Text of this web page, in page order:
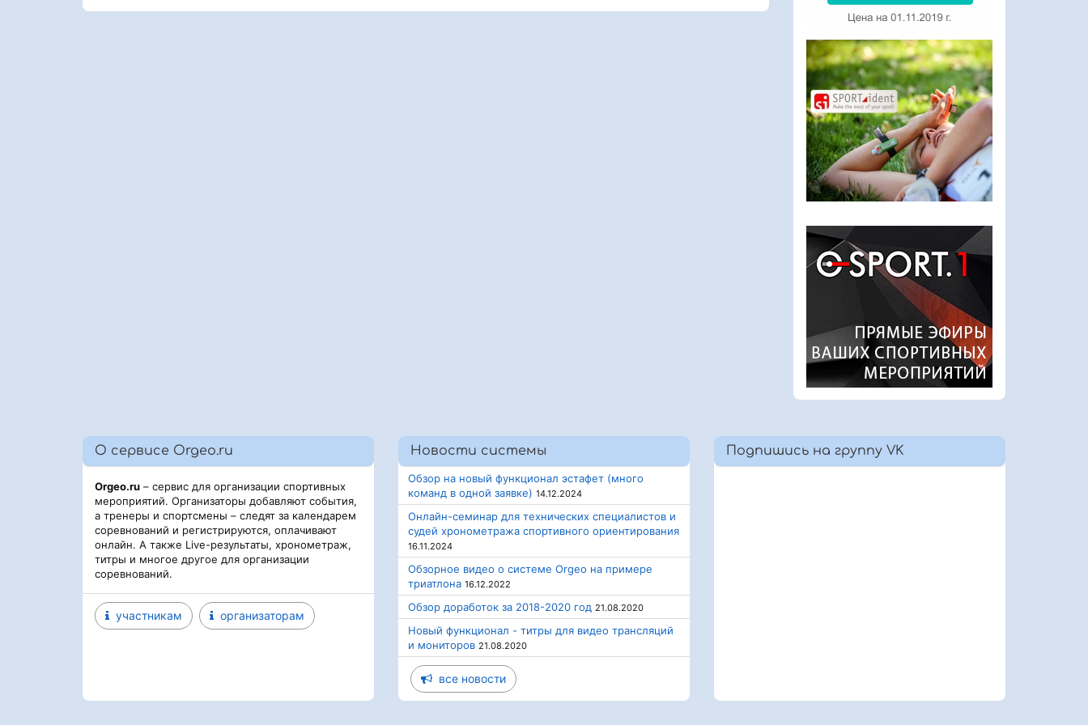
О сервисе Orgeo.ru
Orgeo.ru – сервис для организации спортивных
мероприятий. Организаторы добавляют события,
а тренеры и спортсмены – следят за календарем
соревнований и регистрируются, оплачивают
онлайн. А также Live-результаты, хронометраж,
титры и многое другое для организации
соревнований.
участникам организаторам
Новости системы
Обзор на новый функционал эстафет (много
команд в одной заявке) 14.12.2024
Онлайн-семинар для технических специалистов и
судей хронометража спортивного ориентирования
16.11.2024
Обзорное видео о системе Orgeo на примере
триатлона 16.12.2022
Обзор доработок за 2018-2020 год 21.08.2020
Новый функционал - титры для видео трансляций
и мониторов 21.08.2020
все новости
Подпишись на группу VK